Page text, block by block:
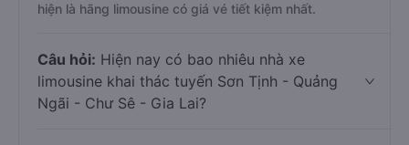
hiện là hãng limousine có giá vé tiết kiệm nhất.
Câu hỏi: Hiện nay có bao nhiêu nhà xe
limousine khai thác tuyến Sơn Tịnh - Quảng
Ngãi - Chư Sê - Gia Lai?